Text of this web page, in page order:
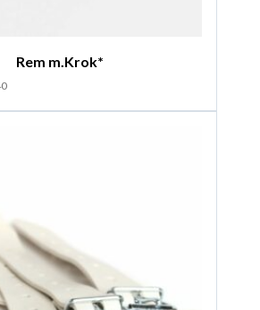
Rem m.Krok*